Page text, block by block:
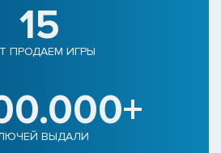
15
ПРОДАЕМ ИГРЫ
ВЫДАЛИ